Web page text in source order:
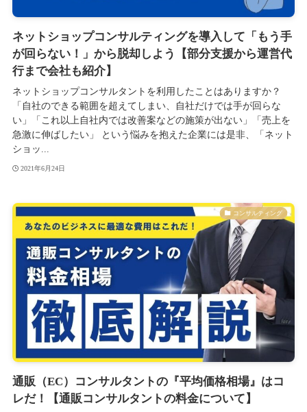
ネットショップコンサルティングを導入して「もう手
が回らない！」から脱却しよう【部分支援から運営代
行まで会社も紹介】
ネットショップコンサルタントを利用したことはありますか？
「自社のできる範囲を超えてしまい、自社だけでは手が回らな
い」「これ以上自社内では改善案などの施策が出ない」「売上を
急激に伸ばしたい」 という悩みを抱えた企業には是非、「ネット
ショッ...
2021年6月24日
コンサルティング
通販（EC）コンサルタントの『平均価格相場』はコ
レだ！【通販コンサルタントの料金について】